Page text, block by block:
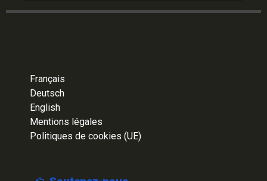
Français
Deutsch
English
Mentions légales
Politiques de cookies (UE)